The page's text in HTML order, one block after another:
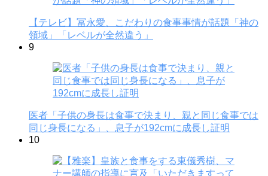
【テレビ】冨永愛、こだわりの食事事情が話題「神の
領域」「レベルが全然違う」
9
医者「子供の身長は食事で決まり、親と同じ食事では
同じ身長になる」、息子が192cmに成長し証明
10